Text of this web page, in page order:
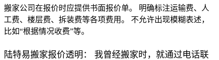
搬家公司在报价时应提供书面报价单。 明确标注运输费、人
工费、楼层费、拆装费等各项费用。 不允许出现模糊表述，
比如“根据情况收费”等。
陆特易搬家报价透明： 我曾经搬家时，就通过电话联